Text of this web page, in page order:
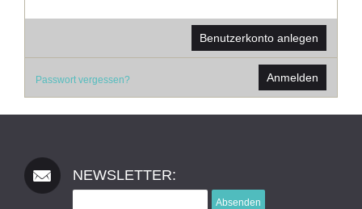
Benutzerkonto anlegen
Passwort vergessen? Anmelden
NEWSLETTER:
Absenden